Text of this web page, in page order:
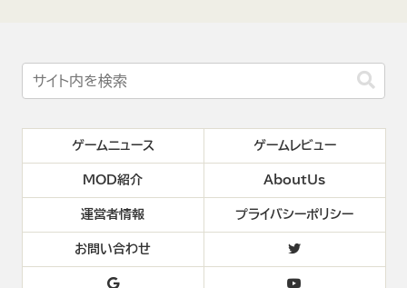
ゲームニュース ゲームレビュー
MOD紹介 AboutUs
運営者情報 プライバシーポリシー
お問い合わせ